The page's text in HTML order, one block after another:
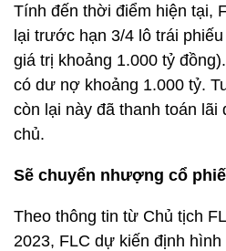
Tính đến thời điểm hiện tại,
lại trước hạn 3/4 lô trái
giá trị khoảng 1.000 tỷ
có dư nợ khoảng 1.000 tỷ.
còn lại này đã thanh toán lãi
chủ.
Sẽ chuyển nhượng cổ
Theo thông tin từ Chủ tịch
2023, FLC dự kiến định